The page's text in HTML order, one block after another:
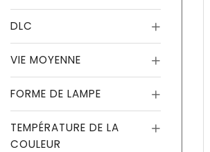
DLC
VIE MOYENNE
FORME DE LAMPE
TEMPÉRATURE DE LA
COULEUR